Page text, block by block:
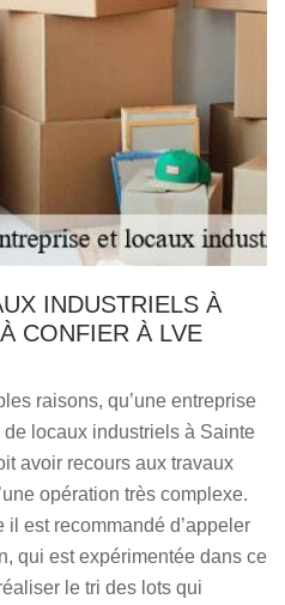
INDUSTRIELS À
CONFIER À LVE
raisons, qu’une entreprise
locaux industriels à Sainte
avoir recours aux travaux
opération très complexe.
est recommandé d’appeler
qui est expérimentée dans ce
le tri des lots qui